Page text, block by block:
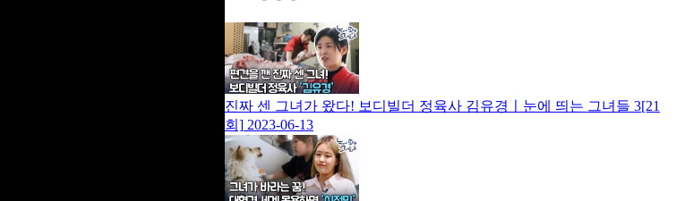
진짜 센 그녀가 왔다! 보디빌더 정육사 김유경ㅣ눈에 띄는 그녀들 3[21
회] 2023-06-13